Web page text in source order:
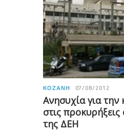
ΚΟΖΆΝΗ 07/08/2012
Ανησυχία για
στις
της ΔΕΗ